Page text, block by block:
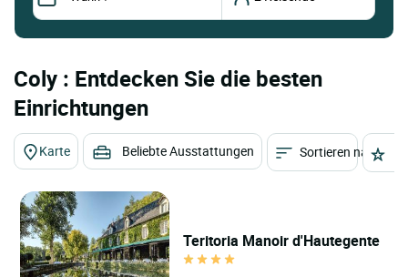
Coly : Entdecken Sie die besten
Einrichtungen
Karte Beliebte Ausstattungen Sortieren nach
Teritoria Manoir d'Hautegente